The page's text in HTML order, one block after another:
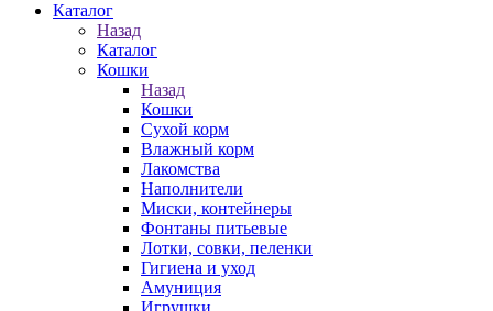
Каталог
Назад
Каталог
Кошки
Назад
Кошки
Сухой корм
Влажный корм
Лакомства
Наполнители
Миски, контейнеры
Фонтаны питьевые
Лотки, совки, пеленки
Гигиена и уход
Амуниция
Игрушки